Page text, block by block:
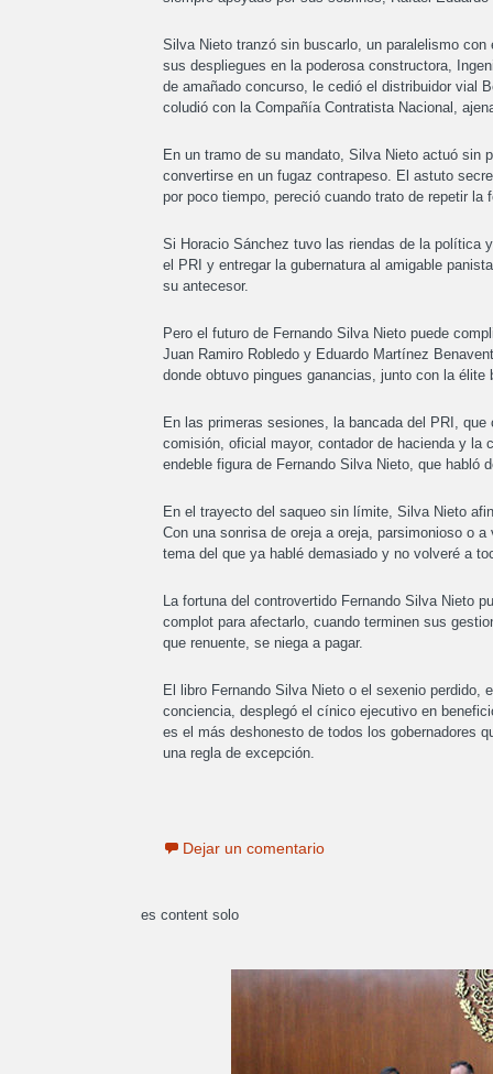
Silva Nieto tranzó sin buscarlo, un paralelismo
sus despliegues en la poderosa constructora,
de amañado concurso, le cedió el distribuidor vial
coludió con la Compañía Contratista Nacional,
En un tramo de su mandato, Silva Nieto actuó sin
convertirse en un fugaz contrapeso. El astuto
por poco tiempo, pereció cuando trato de repetir
Si Horacio Sánchez tuvo las riendas de la política
el PRI y entregar la gubernatura al amigable
su antecesor.
Pero el futuro de Fernando Silva Nieto puede
Juan Ramiro Robledo y Eduardo Martínez
donde obtuvo pingues ganancias, junto con la élite
En las primeras sesiones, la bancada del PRI,
comisión, oficial mayor, contador de hacienda y la
endeble figura de Fernando Silva Nieto, que habló
En el trayecto del saqueo sin límite, Silva Nieto
Con una sonrisa de oreja a oreja, parsimonioso o
tema del que ya hablé demasiado y no volveré a
La fortuna del controvertido Fernando Silva Nieto
complot para afectarlo, cuando terminen sus
que renuente, se niega a pagar.
El libro Fernando Silva Nieto o el sexenio
conciencia, desplegó el cínico ejecutivo en
es el más deshonesto de todos los gobernadores
una regla de excepción.
Dejar un comentario
es content solo